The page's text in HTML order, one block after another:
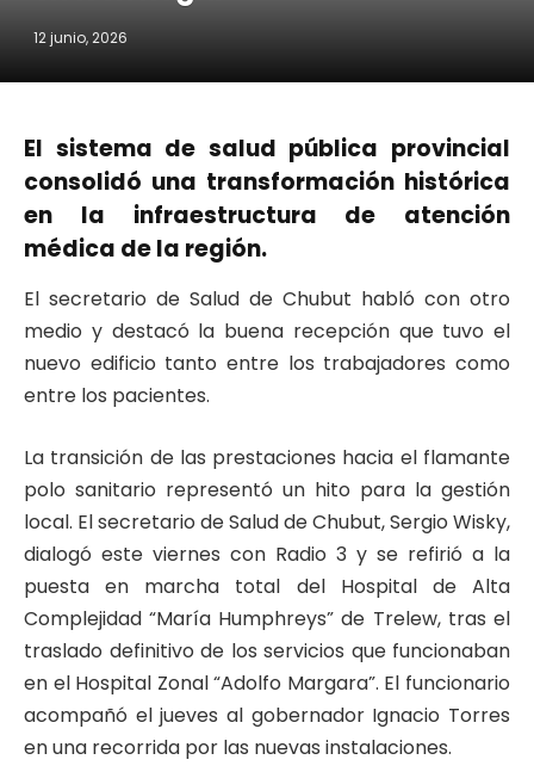
12 junio, 2026
El sistema de salud pública provincial
consolidó una transformación histórica
en la infraestructura de atención
médica de la región.
El secretario de Salud de Chubut habló con otro
medio y destacó la buena recepción que tuvo el
nuevo edificio tanto entre los trabajadores como
entre los pacientes.
La transición de las prestaciones hacia el flamante
polo sanitario representó un hito para la gestión
local. El secretario de Salud de Chubut, Sergio Wisky,
dialogó este viernes con Radio 3 y se refirió a la
puesta en marcha total del Hospital de Alta
Complejidad “María Humphreys” de Trelew, tras el
traslado definitivo de los servicios que funcionaban
en el Hospital Zonal “Adolfo Margara”. El funcionario
acompañó el jueves al gobernador Ignacio Torres
en una recorrida por las nuevas instalaciones.